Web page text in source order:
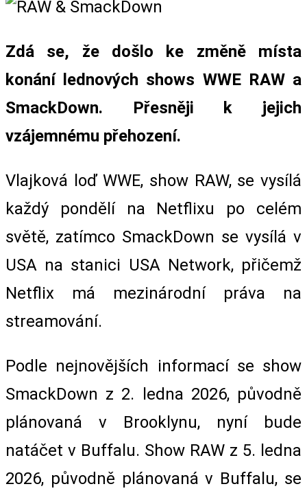
Zdá se, že došlo ke změně místa
konání lednových shows WWE RAW a
SmackDown. Přesněji k jejich
vzájemnému přehození.
Vlajková loď WWE, show RAW, se vysílá
každý pondělí na Netflixu po celém
světě, zatímco SmackDown se vysílá v
USA na stanici USA Network, přičemž
Netflix má mezinárodní práva na
streamování.
Podle nejnovějších informací se show
SmackDown z 2. ledna 2026, původně
plánovaná v Brooklynu, nyní bude
natáčet v Buffalu. Show RAW z 5. ledna
2026, původně plánovaná v Buffalu, se